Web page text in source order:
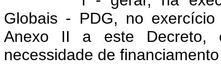
Globais - PDG, no
Anexo II a este Decreto,
necessidade de